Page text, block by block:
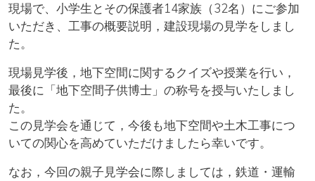
現場で、小学生とその保護者14家族（32名）にご参加
いただき、工事の概要説明，建設現場の見学をしまし
た。
現場見学後，地下空間に関するクイズや授業を行い，
最後に「地下空間子供博士」の称号を授与いたしまし
た。
この見学会を通じて，今後も地下空間や土木工事につ
いての関心を高めていただけましたら幸いです。
なお，今回の親子見学会に際しましては，鉄道・運輸